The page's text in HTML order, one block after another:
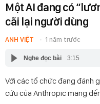
Một AI đang có
cãi lại người dùng
ANH VIỆT 1 năm trước
Nghe đọc bài 3:15
Với các tổ chức đang đánh
cứu của Anthropic mang